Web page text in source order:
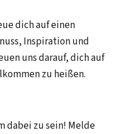
dich auf einen
Inspiration und
uns darauf, dich auf
zu heißen.
dabei zu sein! Melde